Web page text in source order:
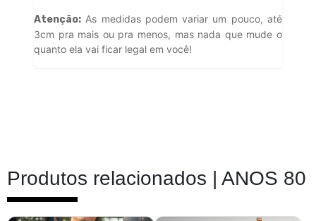
Atenção: As medidas podem variar um pouco, até
3cm pra mais ou pra menos, mas nada que mude o
quanto ela vai ficar legal em você!
Produtos relacionados | ANOS 80